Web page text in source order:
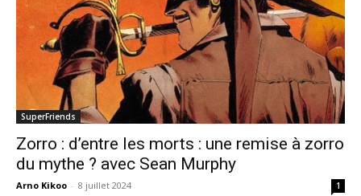
SuperFriends
Zorro : d’entre les morts : une remise à zorro
du mythe ? avec Sean Murphy
Arno Kikoo - 8 juillet 2024 1